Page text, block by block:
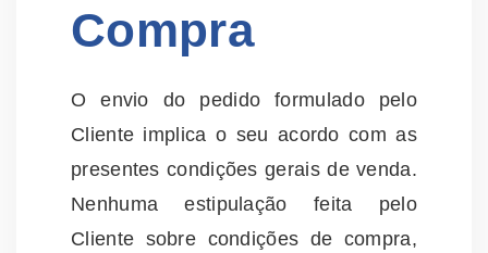
Compra
O envio do pedido formulado pelo
Cliente implica o seu acordo com as
presentes condições gerais de venda.
Nenhuma estipulação feita pelo
Cliente sobre condições de compra,